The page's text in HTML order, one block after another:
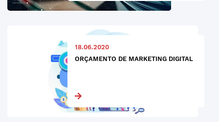
18.06.2020
ORÇAMENTO DE MARKETING DIGITAL